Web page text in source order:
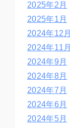
2025年2月
2025年1月
2024年12月
2024年11月
2024年9月
2024年8月
2024年7月
2024年6月
2024年5月